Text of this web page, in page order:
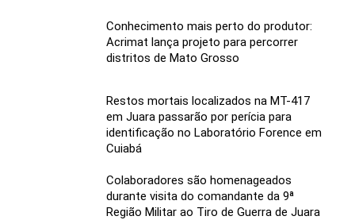
Conhecimento mais perto do produtor:
Acrimat lança projeto para percorrer
distritos de Mato Grosso
Restos mortais localizados na MT-417
em Juara passarão por perícia para
identificação no Laboratório Forence em
Cuiabá
Colaboradores são homenageados
durante visita do comandante da 9ª
Região Militar ao Tiro de Guerra de Juara